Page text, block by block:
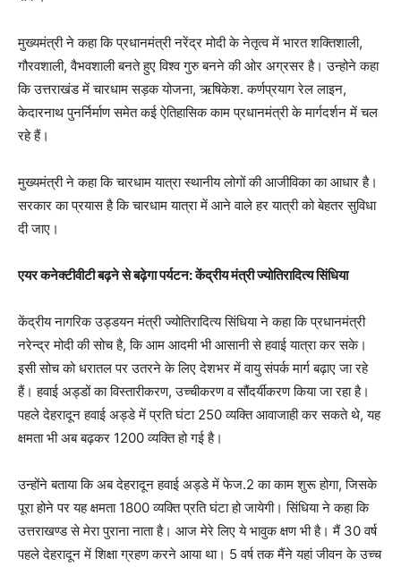
मुख्यमंत्री ने कहा कि प्रधानमंत्री नरेंद्र मोदी के नेतृत्व में भारत शक्तिशाली,
गौरवशाली, वैभवशाली बनते हुए विश्व गुरु बनने की ओर अग्रसर है। उन्होने कहा
कि उत्तराखंड में चारधाम सड़क योजना, ऋषिकेश. कर्णप्रयाग रेल लाइन,
केदारनाथ पुनर्निर्माण समेत कई ऐतिहासिक काम प्रधानमंत्री के मार्गदर्शन में चल
रहे हैं।
मुख्यमंत्री ने कहा कि चारधाम यात्रा स्थानीय लोगों की आजीविका का आधार है।
सरकार का प्रयास है कि चारधाम यात्रा में आने वाले हर यात्री को बेहतर सुविधा
दी जाए।
एयर कनेक्टीवीटी बढ़ने से बढ़ेगा पर्यटन: केंद्रीय मंत्री ज्योतिरादित्य सिंधिया
केंद्रीय नागरिक उड्डयन मंत्री ज्योतिरादित्य सिंधिया ने कहा कि प्रधानमंत्री
नरेन्द्र मोदी की सोच है, कि आम आदमी भी आसानी से हवाई यात्रा कर सके।
इसी सोच को धरातल पर उतरने के लिए देशभर में वायु संपर्क मार्ग बढ़ाए जा रहे
हैं। हवाई अड्डों का विस्तारीकरण, उच्चीकरण व सौंदर्यीकरण किया जा रहा है।
पहले देहरादून हवाई अड्डे में प्रति घंटा 250 व्यक्ति आवाजाही कर सकते थे, यह
क्षमता भी अब बढ़कर 1200 व्यक्ति हो गई है।
उन्होंने बताया कि अब देहरादून हवाई अड्डे में फेज.2 का काम शुरू होगा, जिसके
पूरा होने पर यह क्षमता 1800 व्यक्ति प्रति घंटा हो जायेगी। सिंधिया ने कहा कि
उत्तराखण्ड से मेरा पुराना नाता है। आज मेरे लिए ये भावुक क्षण भी है। मैं 30 वर्ष
पहले देहरादून में शिक्षा ग्रहण करने आया था। 5 वर्ष तक मैंने यहां जीवन के उच्च